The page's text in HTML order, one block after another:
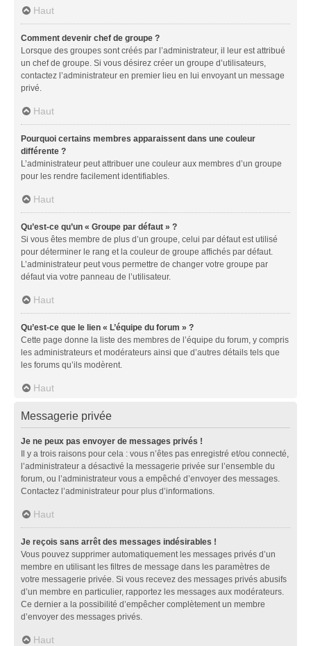
Haut
Comment devenir chef de groupe ?
Lorsque des groupes sont créés par l’administrateur, il leur est attribué
un chef de groupe. Si vous désirez créer un groupe d’utilisateurs,
contactez l’administrateur en premier lieu en lui envoyant un message
privé.
Haut
Pourquoi certains membres apparaissent dans une couleur
différente ?
L’administrateur peut attribuer une couleur aux membres d’un groupe
pour les rendre facilement identifiables.
Haut
Qu’est-ce qu’un « Groupe par défaut » ?
Si vous êtes membre de plus d’un groupe, celui par défaut est utilisé
pour déterminer le rang et la couleur de groupe affichés par défaut.
L’administrateur peut vous permettre de changer votre groupe par
défaut via votre panneau de l’utilisateur.
Haut
Qu’est-ce que le lien « L’équipe du forum » ?
Cette page donne la liste des membres de l’équipe du forum, y compris
les administrateurs et modérateurs ainsi que d’autres détails tels que
les forums qu’ils modèrent.
Haut
Messagerie privée
Je ne peux pas envoyer de messages privés !
Il y a trois raisons pour cela : vous n’êtes pas enregistré et/ou connecté,
l’administrateur a désactivé la messagerie privée sur l’ensemble du
forum, ou l’administrateur vous a empêché d’envoyer des messages.
Contactez l’administrateur pour plus d’informations.
Haut
Je reçois sans arrêt des messages indésirables !
Vous pouvez supprimer automatiquement les messages privés d’un
membre en utilisant les filtres de message dans les paramètres de
votre messagerie privée. Si vous recevez des messages privés abusifs
d’un membre en particulier, rapportez les messages aux modérateurs.
Ce dernier a la possibilité d’empêcher complètement un membre
d’envoyer des messages privés.
Haut